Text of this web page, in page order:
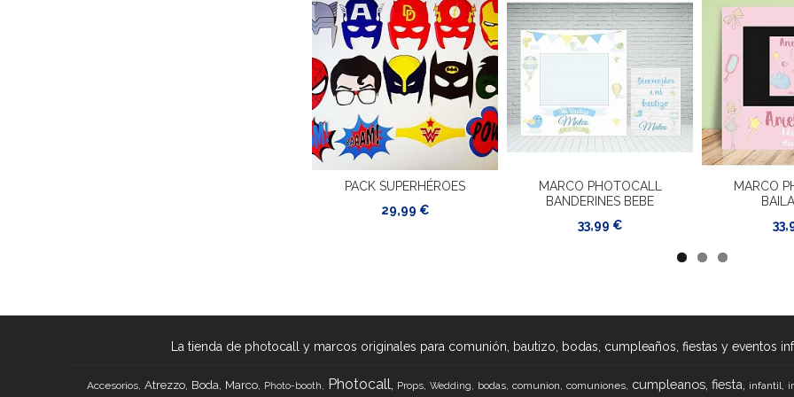
PACK SUPERHÉROES
29,99 €
MARCO PHOTOCALL
BANDERINES BEBE
33,99 €
MARCO
La tienda de photocall y marcos originales para comunión, bautizo, bodas, cumpleaños, fiestas y eventos
Accesorios Atrezzo Boda Marco Photo-booth Photocall Props Wedding bodas comunion comuniones cumpleanos fiesta infantil